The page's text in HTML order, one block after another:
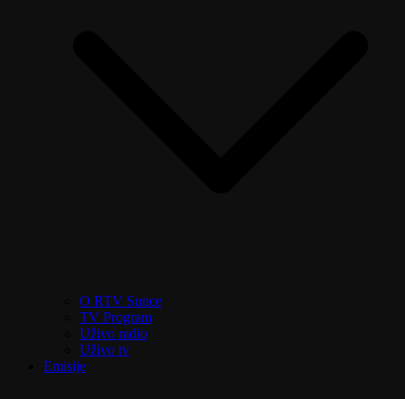
O RTV Sunce
TV Program
Uživo radio
Uživo tv
Emisije